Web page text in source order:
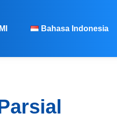
Bahasa Indonesia